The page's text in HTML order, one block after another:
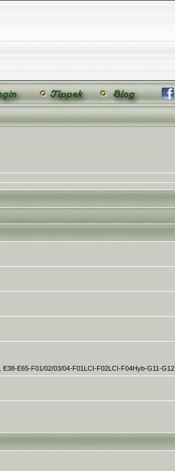
E38-E65-F01/02/03/04-F01LCI-F02LCI-F04Hyb-G11-G12